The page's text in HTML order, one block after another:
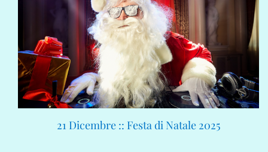
21 Dicembre :: Festa di Natale 2025